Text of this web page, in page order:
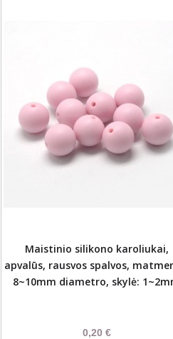
Maistinio silikono karoliukai,
apvalūs, rausvos spalvos,
8~10mm diametro, skylė:
0,20 €